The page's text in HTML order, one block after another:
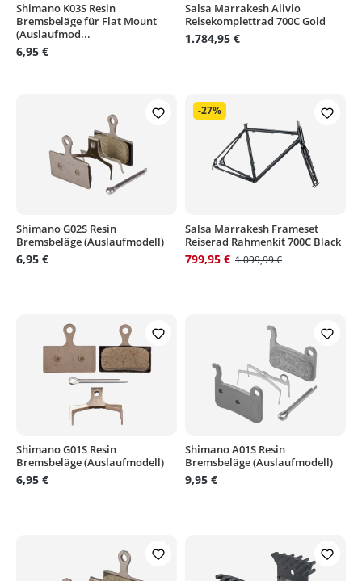
Shimano K03S Resin
Bremsbeläge für Flat Mount
(Auslaufmod...
6,95 €
Salsa Marrakesh Alivio
Reisekomplettrad 700C Gold
1.784,95 €
Shimano G02S Resin
Bremsbeläge (Auslaufmodell)
6,95 €
Salsa Marrakesh Frameset
Reiserad Rahmenkit 700C Black
799,95 € 1.099,99 €
-27%
Shimano G01S Resin
Bremsbeläge (Auslaufmodell)
6,95 €
Shimano A01S Resin
Bremsbeläge (Auslaufmodell)
9,95 €